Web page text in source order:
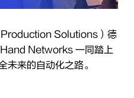
Solutions）德
Networks 一同踏上
未来的自动化之路。